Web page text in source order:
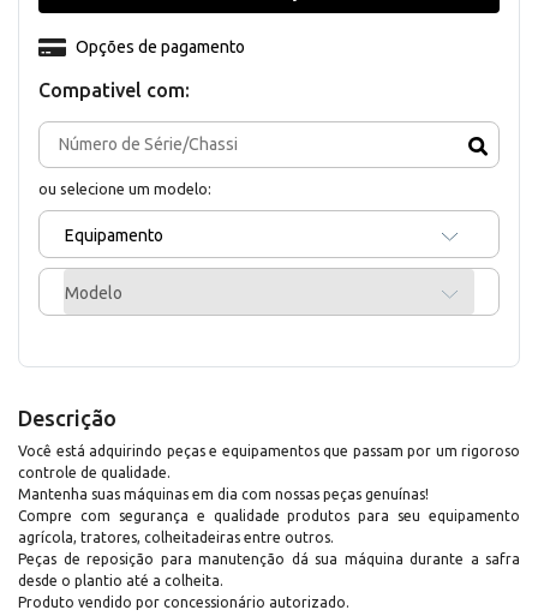
Compativel com:
ou selecione um modelo:
Equipamento
Modelo
Opções de pagamento
Descrição
Você está adquirindo peças e equipamentos que passam por um rigoroso
controle de qualidade.
Mantenha suas máquinas em dia com nossas peças genuínas!
Compre com segurança e qualidade produtos para seu equipamento
agrícola, tratores, colheitadeiras entre outros.
Peças de reposição para manutenção dá sua máquina durante a safra
desde o plantio até a colheita.
Produto vendido por concessionário autorizado.